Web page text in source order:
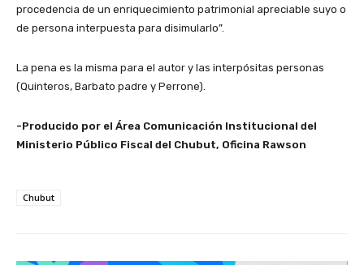
procedencia de un enriquecimiento patrimonial apreciable suyo o
de persona interpuesta para disimularlo”.
La pena es la misma para el autor y las interpósitas personas
(Quinteros, Barbato padre y Perrone).
-Producido por el Área Comunicación Institucional del
Ministerio Público Fiscal del Chubut, Oficina Rawson
Chubut